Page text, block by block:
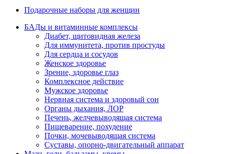
Подарочные наборы для женщин
БАДы и витаминные комплексы
Диабет, щитовидная железа
Для иммунитета, против простуды
Для сердца и сосудов
Женское здоровье
Зрение, здоровье глаз
Комплексное действие
Мужское здоровье
Нервная система и здоровый сон
Органы дыхания, ЛОР
Печень, желчевыводящая система
Пищеварение, похудение
Почки, мочевыводящая система
Суставы, опорно-двигательный аппарат